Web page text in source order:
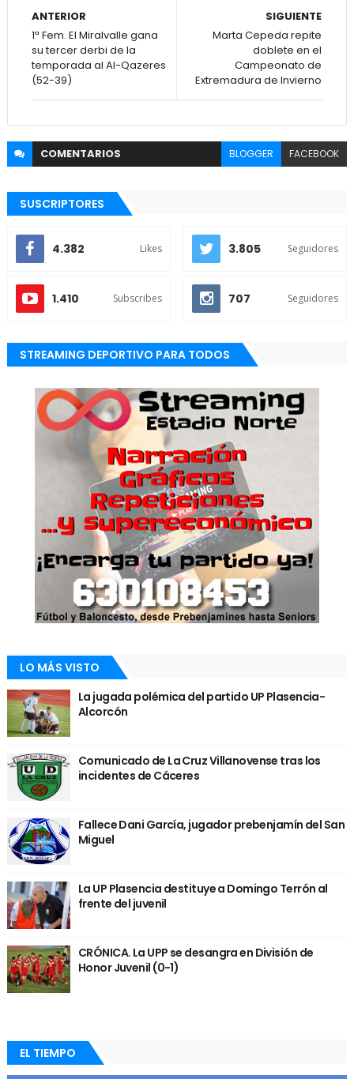
SIGUIENTE
Marta Cepeda repite
doblete en el
Campeonato de
Extremadura de Invierno
ANTERIOR
1ª Fem. El Miralvalle gana
su tercer derbi de la
temporada al Al-Qazeres
(52-39)
COMENTARIOS BLOGGER FACEBOOK
SUSCRIPTORES
4.382 Likes 3.805 Seguidores
1.410 Subscribes 707 Seguidores
STREAMING DEPORTIVO PARA TODOS
LO MÁS VISTO
La jugada polémica del partido UP Plasencia-
Alcorcón
Comunicado de La Cruz Villanovense tras los
incidentes de Cáceres
Fallece Dani García, jugador prebenjamín del San
Miguel
La UP Plasencia destituye a Domingo Terrón al
frente del juvenil
CRÓNICA. La UPP se desangra en División de
Honor Juvenil (0-1)
EL TIEMPO